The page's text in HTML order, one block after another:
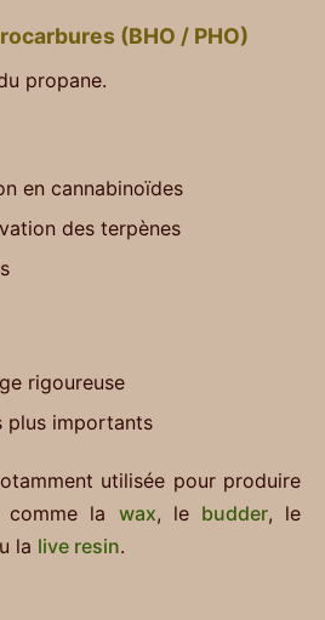
(BHO / PHO)
propane.
en cannabinoïdes
des terpènes
rigoureuse
plus importants
utilisée pour produire
comme la wax, le budder, le
la live resin.